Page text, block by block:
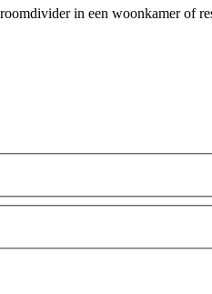
in een woonkamer of